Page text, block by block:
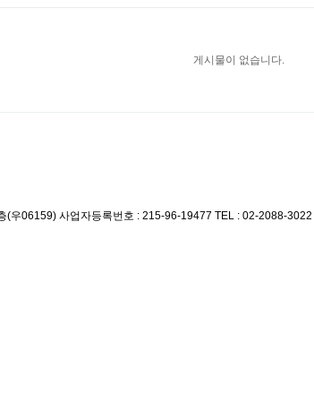
게시물이 없습니다.
(우06159) 사업자등록번호 : 215-96-19477 TEL : 02-2088-3022